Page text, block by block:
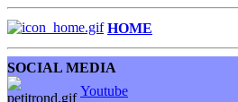
HOME
SOCIAL MEDIA
Youtube